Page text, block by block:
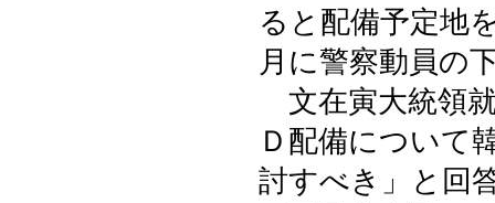
ると配備予定地
月に警察動員の
文在寅大統領
Ｄ配備について
討すべき」と回